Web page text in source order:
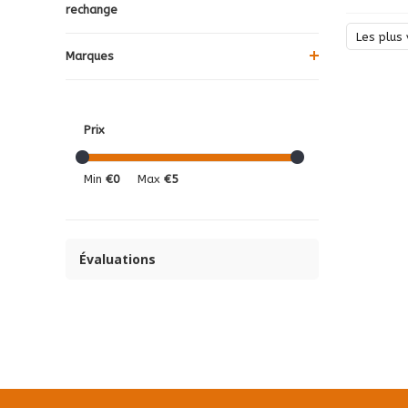
rechange
Marques
Prix
Min €0 Max €5
Évaluations
Les plus